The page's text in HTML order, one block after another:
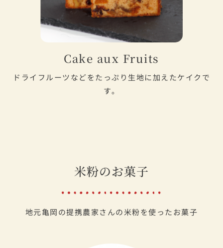
Cake aux Fruits
ドライフルーツなどをたっぷり生地に加えたケイクで
す。
米粉のお菓子
地元亀岡の提携農家さんの米粉を使ったお菓子